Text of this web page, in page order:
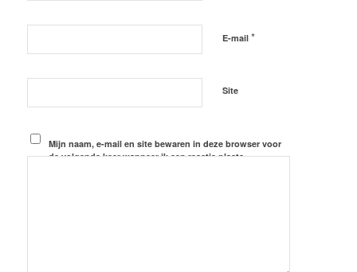
E-mail *
Site
Mijn naam, e-mail en site bewaren in deze browser voor
de volgende keer wanneer ik een reactie plaats.